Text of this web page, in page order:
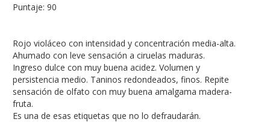
Puntaje: 90
Rojo violáceo con intensidad y concentración media-alta.
Ahumado con leve sensación a ciruelas maduras.
Ingreso dulce con muy buena acidez. Volumen y
persistencia medio. Taninos redondeados, finos. Repite
sensación de olfato con muy buena amalgama madera-
fruta.
Es una de esas etiquetas que no lo defraudarán.